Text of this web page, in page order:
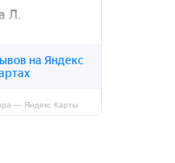
— Яндекс Карты